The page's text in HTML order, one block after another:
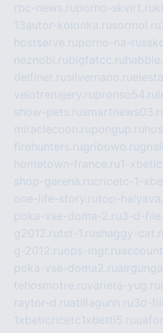
rbc-news.ruporno-skvirt.ru
13autor-kolonka.rusormol.ru
hostserve.ruporno-na-
neznobi.rubigfatcc.ru
delfinet.rusilvernano.ru
velotrenajery.rupronso54.ru
show-pets.ru
miraclecoon.rupongup.ru
firehunters.rugribowo.ru
hometown-france.ru1-
shop-garena.rucricetc-1-
one-life-story.rutop-
poka-vse-doma-2.ru3-d-
g2012.rutst-1.rushaggy-
g-2012.ruops-mgr.ru
poka-vse-doma2.ru
tehosmotre.ruvarieta-yug.ru
raytor-d.ruatillagunn.ru3d-
1xbeticricetc1xbetti5.ru